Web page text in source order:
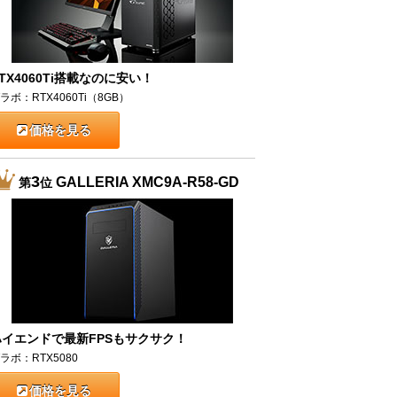
搭載なのに安い！
ボ：RTX4060Ti（8GB）
価格を見る
第3位GALLERIA XMC9A-R58-GD
エンドで最新FPSもサクサク！
ボ：RTX5080
価格を見る